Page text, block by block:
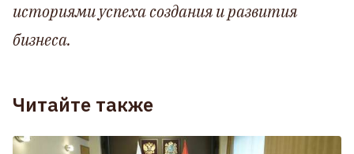
историями успеха создания и развития
бизнеса.
Читайте также